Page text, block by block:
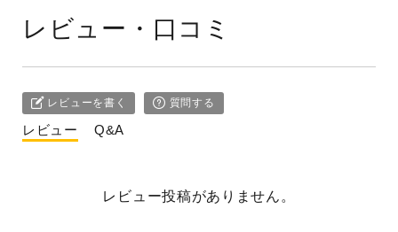
レビュー・口コミ
レビューを書く 質問する
レビュー Q&A
レビュー投稿がありません。